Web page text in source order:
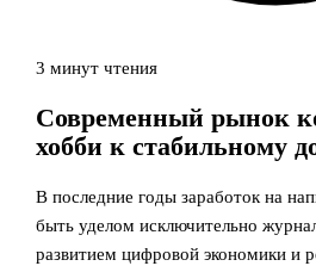
3 минут чтения
Современный рынок
хобби к стабильному
В последние годы заработок на
быть уделом исключительно
развитием цифровой экономики и